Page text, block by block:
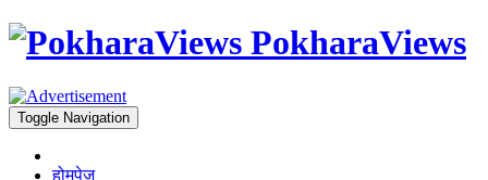
PokharaViews
Toggle Navigation
होमपेज